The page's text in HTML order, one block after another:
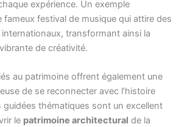
expérience. Un exemple
fameux festival de musique qui attire des
transformant ainsi la
de créativité.
au patrimoine offrent également une
de se reconnecter avec l’histoire
guidées thématiques sont un excellent
le patrimoine architectural de la